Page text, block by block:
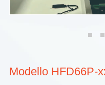
Modello HFD66P-